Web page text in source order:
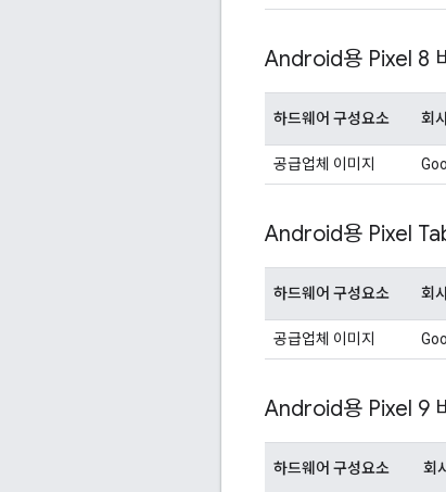
Android용 Pixel 8
하드웨어 구성요소 회
공급업체 이미지
Android용 Pixel
하드웨어 구성요소 회
공급업체 이미지
Android용 Pixel 9
하드웨어 구성요소 회